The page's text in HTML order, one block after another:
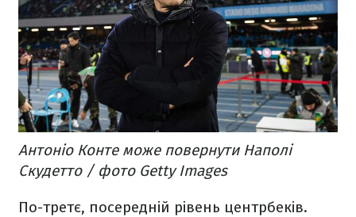
Антоніо Конте може повернути Наполі
Скудетто / фото Getty Images
По-третє, посередній рівень центрбеків.